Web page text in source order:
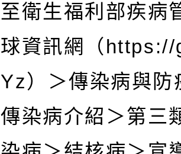
至衛生福利部疾病
球資訊網（
Yz）＞傳染病與防
傳染病介紹＞第三